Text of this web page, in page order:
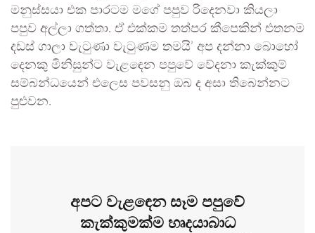
මනුස්සයා එක පාරටම මගේ පපුව රිදෙනවා කියලා
පපුව අල්ලා ගත්තා. ඒ එක්කම තත්පර කීපෙකින් එතනම
දඩස් ගාලා වැටුණා වැටුණම තමයි’ අප දන්නා බොහෝ
දෙනකු මිනිසුන්ට වැළඳෙන පපුවේ වේදනා කැක්කුම්
සම්බන්ධයෙන් එලෙස පවසනු ඔබ ද අසා තිබෙන්නට
පුළුවන.
අපට වැළඳෙන සෑම පපුවේ
කැක්කුමක්ම හෘදයාබාධ